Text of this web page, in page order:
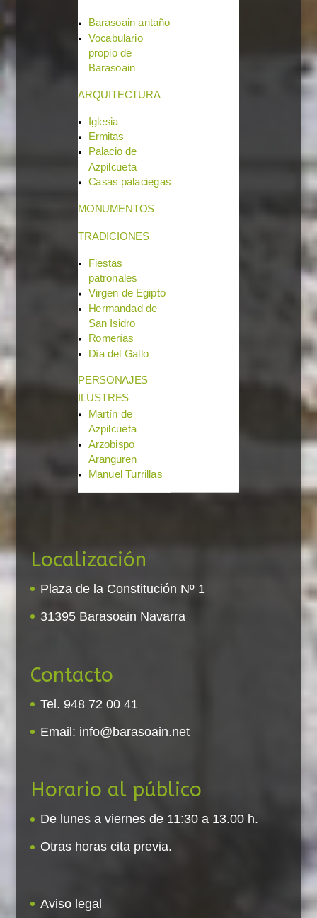
Barasoain antaño
Vocabulario
propio de
Barasoain
ARQUITECTURA
Iglesia
Ermitas
Palacio de
Azpilcueta
Casas palaciegas
MONUMENTOS
TRADICIONES
Fiestas
patronales
Virgen de Egipto
Hermandad de
San Isidro
Romerías
Día del Gallo
PERSONAJES
ILUSTRES
Martín de
Azpilcueta
Arzobispo
Aranguren
Manuel Turrillas
Localización
Plaza de la Constitución Nº 1
31395 Barasoain Navarra
Contacto
Tel. 948 72 00 41
Email: info@barasoain.net
Horario al público
De lunes a viernes de 11:30 a 13.00 h.
Otras horas cita previa.
Aviso legal